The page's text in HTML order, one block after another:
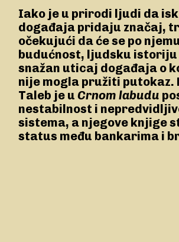
Iako je u prirodi ljudi da
događaja pridaju značaj,
očekujući da će se po
budućnost, ljudsku
snažan uticaj događaja o
nije mogla pružiti putokaz.
Taleb je u Crnom labudu
nestabilnost i
sistema, a njegove knjige
status među bankarima i